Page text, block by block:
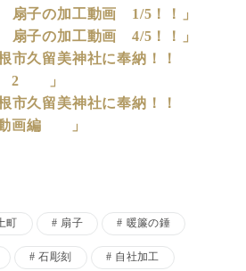
扇子の加工動画 1/5！！」
扇子の加工動画 4/5！！」
市久留美神社に奉納！！
2 」
市久留美神社に奉納！！
画編 」
町 扇子 暖簾の錘
石彫刻 自社加工